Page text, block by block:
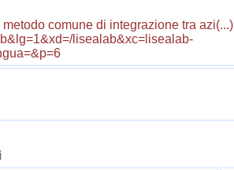
comune di integrazione tra azi(...)
lisealab&xc=lisealab-